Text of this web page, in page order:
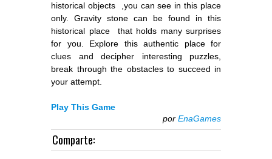
historical objects ,you can see in this place
only. Gravity stone can be found in this
historical place that holds many surprises
for you. Explore this authentic place for
clues and decipher interesting puzzles,
break through the obstacles to succeed in
your attempt.
Play This Game
por EnaGames
Comparte: